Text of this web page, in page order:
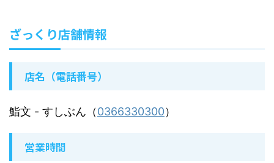
ざっくり店舗情報
店名（電話番号）
鮨文 - すしぶん（0366330300）
営業時間